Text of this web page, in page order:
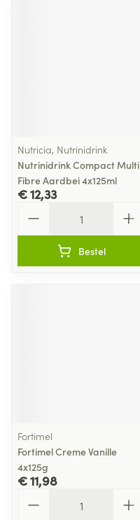
Nutricia, Nutrinidrink
Nutrinidrink Compact Multi
Fibre Aardbei 4x125ml
€ 12,33
Bestel
Fortimel
Fortimel Creme Vanille
4x125g
€ 11,98